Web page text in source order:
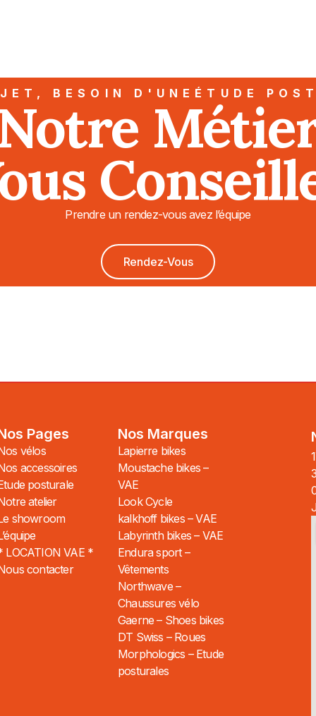
BESOIN D'UNEÉTUDE
Prendre un rendez-vous avez l’équipe
Rendez-Vous
Pages
vélos
accessoires
posturale
atelier
showroom
LOCATION VAE *
contacter
Nos Marques
Lapierre bikes
Moustache bikes –
VAE
Look Cycle
kalkhoff bikes – VAE
Labyrinth bikes – VAE
Endura sport –
Vêtements
Northwave –
Chaussures vélo
Gaerne – Shoes bikes
DT Swiss – Roues
Morphologics – Etude
posturales